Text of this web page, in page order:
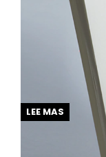
LEE MAS